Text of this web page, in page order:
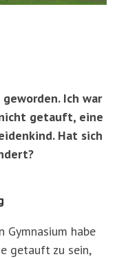
Ich war
getauft, eine
Hat sich
Gymnasium habe
getauft zu sein,